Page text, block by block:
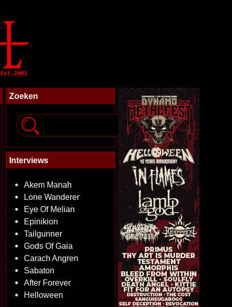
Zoeken
Interviews
Akem Manah
Lone Wanderer
Eye Of Melian
Epinikion
Tailgunner
Gods Of Gaia
Carach Angren
Sabaton
After Forever
Helloween